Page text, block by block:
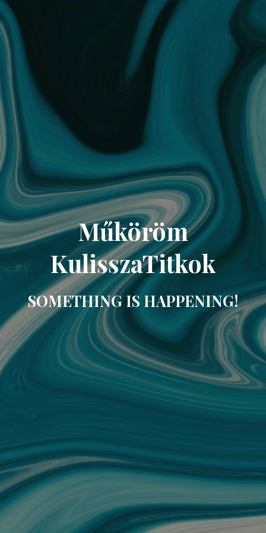
Műköröm
KulisszaTitkok
SOMETHING IS HAPPENING!